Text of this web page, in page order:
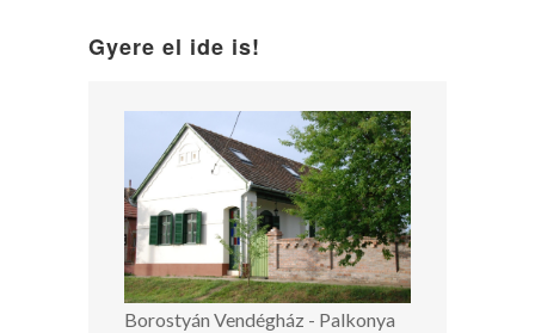
Gyere el ide is!
Borostyán Vendégház - Palkonya